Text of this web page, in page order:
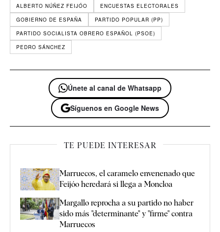
ALBERTO NÚÑEZ FEIJÓO
ENCUESTAS ELECTORALES
GOBIERNO DE ESPAÑA
PARTIDO POPULAR (PP)
PARTIDO SOCIALISTA OBRERO ESPAÑOL (PSOE)
PEDRO SÁNCHEZ
Únete al canal de Whatsapp
Síguenos en Google News
TE PUEDE INTERESAR
Marruecos, el caramelo envenenado que
Feijóo heredará si llega a Moncloa
Margallo reprocha a su partido no haber
sido más "determinante" y "firme" contra
Marruecos